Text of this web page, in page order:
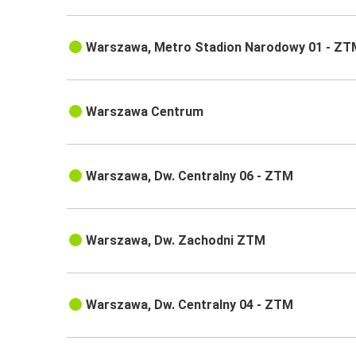
Warszawa, Metro Stadion Narodowy 01 -
Warszawa Centrum
Warszawa, Dw. Centralny 06 - ZTM
Warszawa, Dw. Zachodni ZTM
Warszawa, Dw. Centralny 04 - ZTM